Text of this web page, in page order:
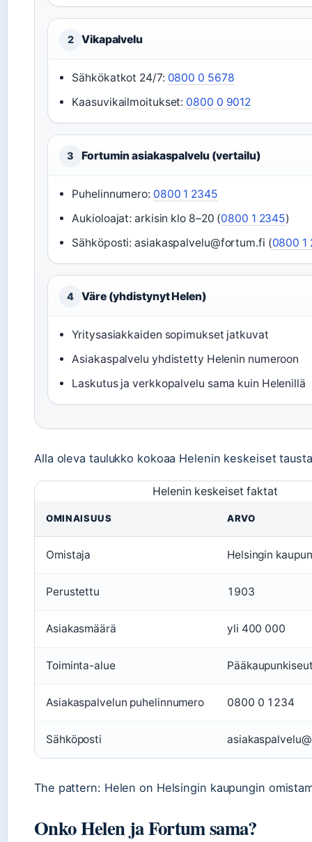
2 Vikapalvelu
Sähkökatkot 24/7: 0800 0 5678
Kaasuvikailmoitukset: 0800 0 9012
3 Fortumin asiakaspalvelu (vertailu)
Puhelinnumero: 0800 1 2345
Aukioloajat: arkisin klo 8–20 (0800 1 2345)
Sähköposti: asiakaspalvelu@fortum.fi (0800 1
4 Väre (yhdistynyt Helen)
Yritysasiakkaiden sopimukset jatkuvat
Asiakaspalvelu yhdistetty Helenin numeroon
Laskutus ja verkkopalvelu sama kuin Helenillä
Alla oleva taulukko kokoaa Helenin keskeiset
Helenin keskeiset faktat
OMINAISUUS ARVO
Omistaja Helsingin
Perustettu 1903
Asiakasmäärä yli 400 000
Toiminta-alue
Asiakaspalvelun puhelinnumero 0800 0 1234
Sähköposti
The pattern: Helen on Helsingin kaupungin
Onko Helen ja Fortum sama?